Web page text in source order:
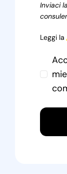
Inviaci
Leggi la